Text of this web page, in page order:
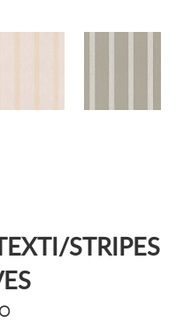
STRIPES